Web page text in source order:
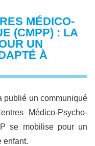
MÉDICO-
(CMPP) : LA
UN
À
publié un communiqué
Médico-Psycho-
se mobilise pour un
enfant.